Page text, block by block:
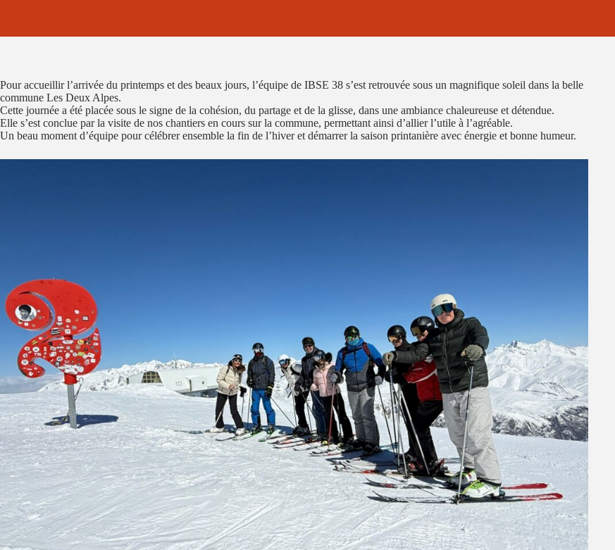
Pour accueillir l’arrivée du printemps et des beaux jours, l’équipe de IBSE 38 s’est retrouvée sous un magnifique soleil dans la belle
commune Les Deux Alpes.
Cette journée a été placée sous le signe de la cohésion, du partage et de la glisse, dans une ambiance chaleureuse et détendue.
Elle s’est conclue par la visite de nos chantiers en cours sur la commune, permettant ainsi d’allier l’utile à l’agréable.
Un beau moment d’équipe pour célébrer ensemble la fin de l’hiver et démarrer la saison printanière avec énergie et bonne humeur.